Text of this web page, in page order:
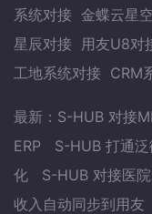
系统对接 金蝶云星
星辰对接 用友U8对
工地系统对接 CRM
最新： S-HUB 对接
ERP
S-HUB 打通
化
S-HUB 对接医
收入自动同步到用友